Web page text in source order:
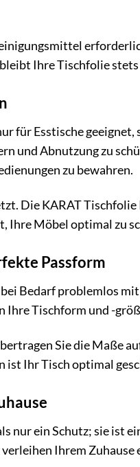
Ihre Tischfolie
für Esstische
und Abnutzung zu
zu bewahren.
Die KARAT
Ihre Möbel optimal zu
Passform
Bedarf problemlos
Ihre Tischform und -
Sie die Maße
ist Ihr Tisch optimal
nur ein Schutz; sie ist
Ihrem Zuhause